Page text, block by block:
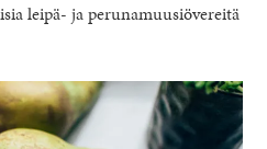
leipä- ja perunamuusiövereitä